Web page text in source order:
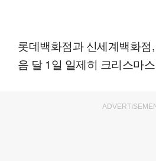
롯데백화점과 신세계백화
음 달 1일 일제히 크리스마